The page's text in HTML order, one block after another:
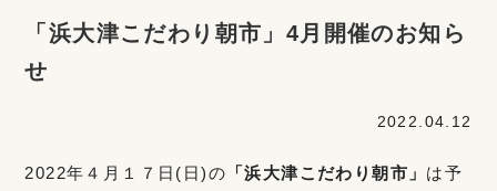
「浜大津こだわり朝市」4月開催のお知ら
せ
2022.04.12
2022年４月１７日(日)の 「浜大津こだわり朝市」 は予